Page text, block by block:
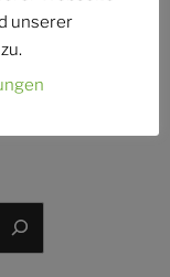
unserer